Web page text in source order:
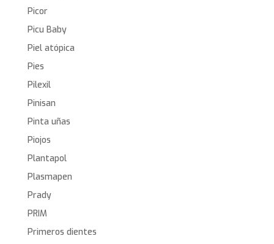
Picor
Picu Baby
Piel atópica
Pies
Pilexil
Pinisan
Pinta uñas
Piojos
Plantapol
Plasmapen
Prady
PRIM
Primeros dientes